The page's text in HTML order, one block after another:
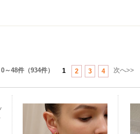
0～48件（934件） 1 2 3 4 次へ>>